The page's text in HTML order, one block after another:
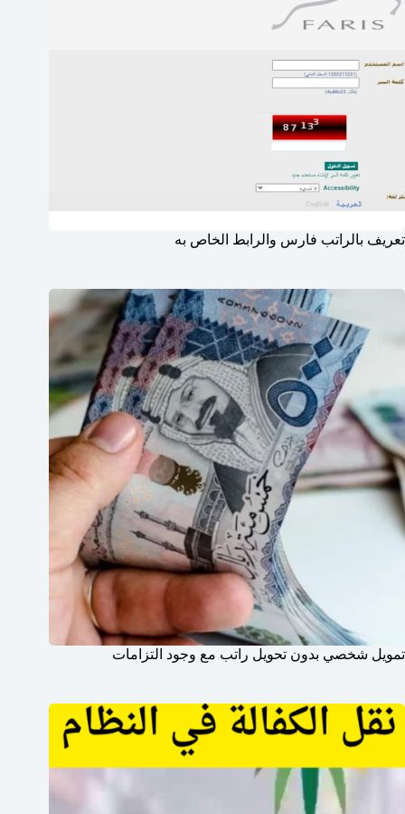
تعريف بالراتب فارس والرابط الخاص به
تمويل شخصي بدون تحويل راتب مع وجود التزامات